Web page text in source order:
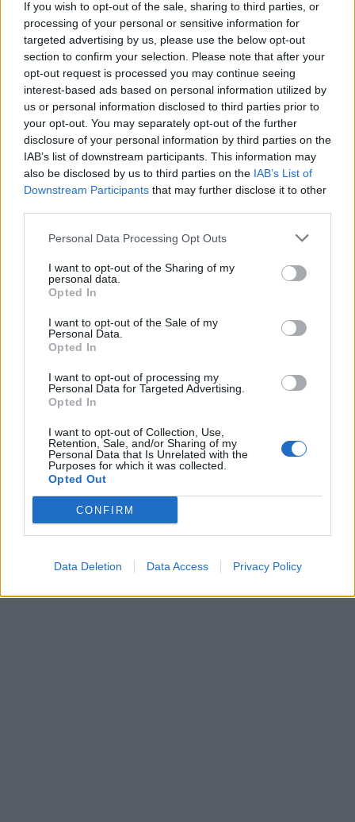
If you wish to opt-out of the sale, sharing to third parties, or
processing of your personal or sensitive information for
targeted advertising by us, please use the below opt-out
section to confirm your selection. Please note that after your
opt-out request is processed you may continue seeing
interest-based ads based on personal information utilized by
us or personal information disclosed to third parties prior to
your opt-out. You may separately opt-out of the further
disclosure of your personal information by third parties on the
IAB’s list of downstream participants. This information may
also be disclosed by us to third parties on the IAB’s List of
Downstream Participants that may further disclose it to other
Personal Data Processing Opt Outs
I want to opt-out of the Sharing of my
personal data.
Opted In
I want to opt-out of the Sale of my
Personal Data.
Opted In
I want to opt-out of processing my
Personal Data for Targeted Advertising.
Opted In
I want to opt-out of Collection, Use,
Retention, Sale, and/or Sharing of my
Personal Data that Is Unrelated with the
Purposes for which it was collected.
Opted Out
CONFIRM
Data Deletion Data Access Privacy Policy